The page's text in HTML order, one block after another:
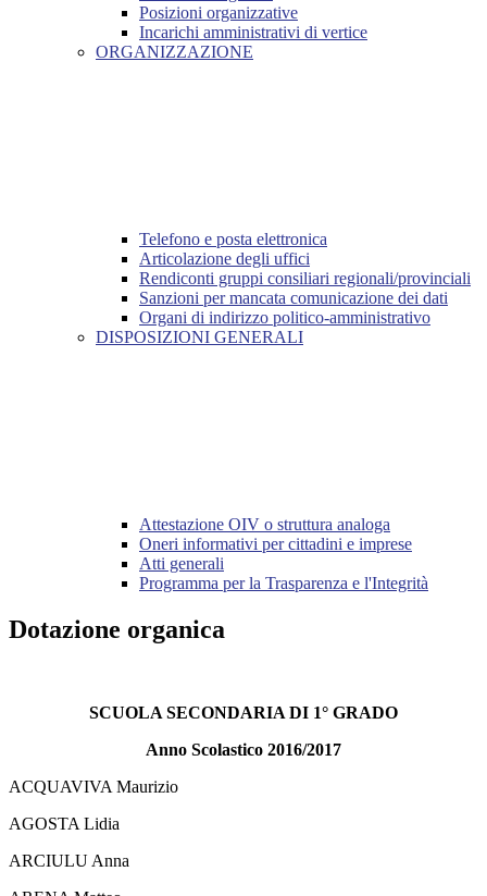
Posizioni organizzative
Incarichi amministrativi di vertice
ORGANIZZAZIONE
Telefono e posta elettronica
Articolazione degli uffici
Rendiconti gruppi consiliari regionali/provinciali
Sanzioni per mancata comunicazione dei dati
Organi di indirizzo politico-amministrativo
DISPOSIZIONI GENERALI
Attestazione OIV o struttura analoga
Oneri informativi per cittadini e imprese
Atti generali
Programma per la Trasparenza e l'Integrità
Dotazione organica
SCUOLA SECONDARIA DI 1° GRADO
Anno Scolastico 2016/2017
ACQUAVIVA Maurizio
AGOSTA Lidia
ARCIULU Anna